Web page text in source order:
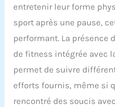
gratuites peuvent être
clientèle offre un
heures. Ne vous
machine.
entretenir leur forme
sport après une pause,
performant. La présence
de fitness intégrée avec
permet de suivre
efforts fournis, même si
rencontré des soucis